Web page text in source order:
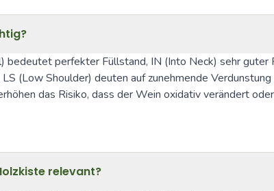
perfekter Füllstand, IN (Into Neck) sehr
(Low Shoulder) deuten auf zunehmende
das Risiko, dass der Wein oxidativ verändert
relevant?